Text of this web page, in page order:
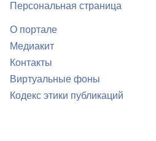
Персональная страница
О портале
Медиакит
Контакты
Виртуальные фоны
Кодекс этики публикаций